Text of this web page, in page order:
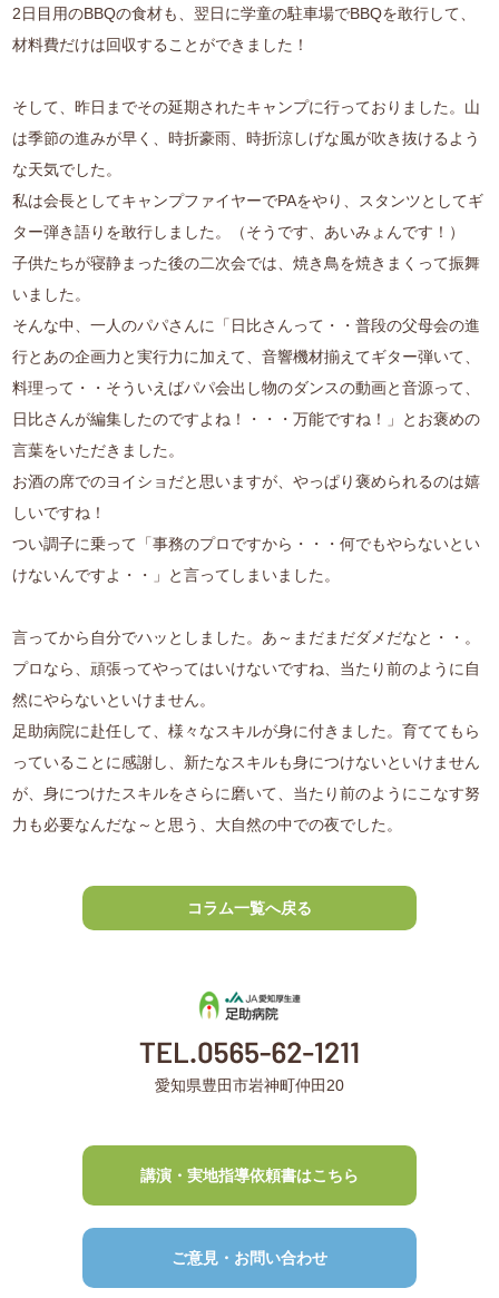
2日目用のBBQの食材も、翌日に学童の駐車場でBBQを敢行して、
材料費だけは回収することができました！
そして、昨日までその延期されたキャンプに行っておりました。山
は季節の進みが早く、時折豪雨、時折涼しげな風が吹き抜けるよう
な天気でした。
私は会長としてキャンプファイヤーでPAをやり、スタンツとしてギ
ター弾き語りを敢行しました。（そうです、あいみょんです！）
子供たちが寝静まった後の二次会では、焼き鳥を焼きまくって振舞
いました。
そんな中、一人のパパさんに「日比さんって・・普段の父母会の進
行とあの企画力と実行力に加えて、音響機材揃えてギター弾いて、
料理って・・そういえばパパ会出し物のダンスの動画と音源って、
日比さんが編集したのですよね！・・・万能ですね！」とお褒めの
言葉をいただきました。
お酒の席でのヨイショだと思いますが、やっぱり褒められるのは嬉
しいですね！
つい調子に乗って「事務のプロですから・・・何でもやらないとい
けないんですよ・・」と言ってしまいました。
言ってから自分でハッとしました。あ～まだまだダメだなと・・。
プロなら、頑張ってやってはいけないですね、当たり前のように自
然にやらないといけません。
足助病院に赴任して、様々なスキルが身に付きました。育ててもら
っていることに感謝し、新たなスキルも身につけないといけません
が、身につけたスキルをさらに磨いて、当たり前のようにこなす努
力も必要なんだな～と思う、大自然の中での夜でした。
コラム一覧へ戻る
愛知県豊田市岩神町仲田20
講演・実地指導依頼書はこちら
ご意見・お問い合わせ